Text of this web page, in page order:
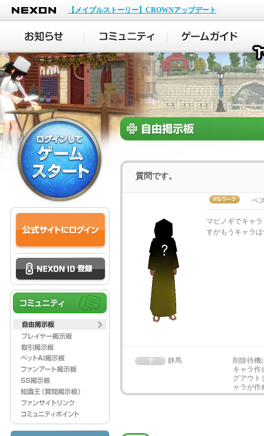
NEXON
【メイプルストーリー】CROWNアップデート
質問です。
ペ
マビノギでキャ
すがもうキャラ
静馬
削除待機
キャラ作
グアウト
ャラが